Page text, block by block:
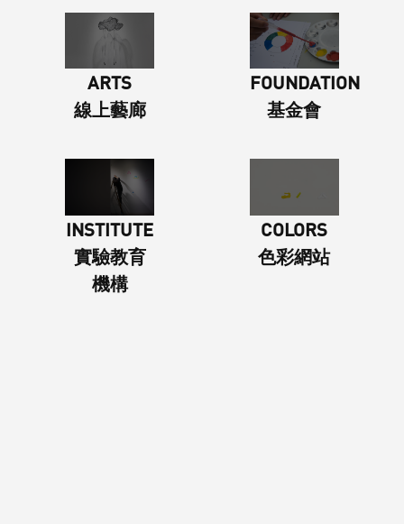
ARTS
線上藝廊
FOUNDATION
基金會
INSTITUTE
實驗教育
機構
COLORS
色彩網站